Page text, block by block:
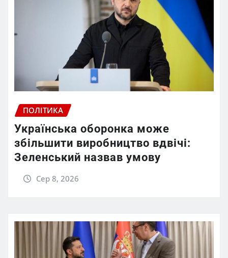
ПОЛІТИКА
Українська оборонка може
збільшити виробництво вдвічі:
Зеленський назвав умову
Сер 8, 2026